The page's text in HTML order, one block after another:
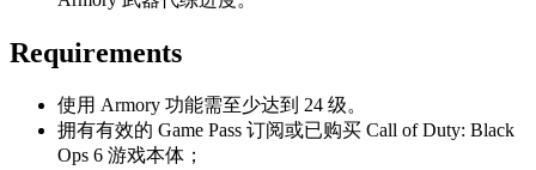
Requirements
使用 Armory 功能需至少达到 24 级。
拥有有效的 Game Pass 订阅或已购买 Call of Duty: Black
Ops 6 游戏本体；